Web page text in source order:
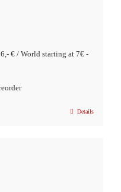
€ / World starting at 7€ -
Details